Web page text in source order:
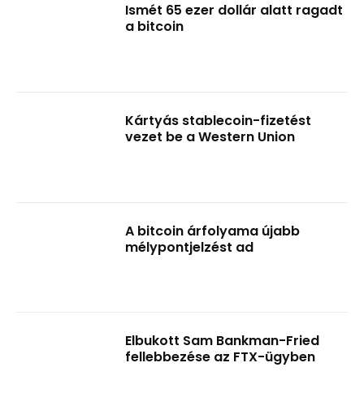
Ismét 65 ezer dollár alatt ragadt
a bitcoin
Kártyás stablecoin-fizetést
vezet be a Western Union
A bitcoin árfolyama újabb
mélypontjelzést ad
Elbukott Sam Bankman-Fried
fellebbezése az FTX-ügyben